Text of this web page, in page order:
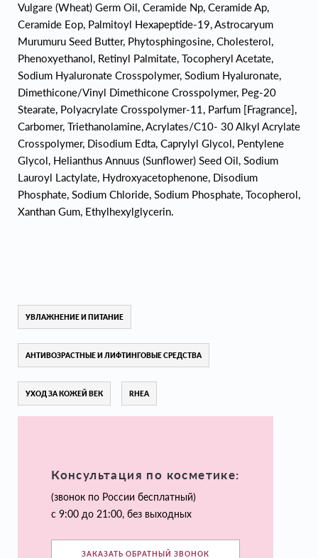
Vulgare (Wheat) Germ Oil, Ceramide Np, Ceramide Ap,
Ceramide Eop, Palmitoyl Hexapeptide-19, Astrocaryum
Murumuru Seed Butter, Phytosphingosine, Cholesterol,
Phenoxyethanol, Retinyl Palmitate, Tocopheryl Acetate,
Sodium Hyaluronate Crosspolymer, Sodium Hyaluronate,
Dimethicone/Vinyl Dimethicone Crosspolymer, Peg-20
Stearate, Polyacrylate Crosspolymer-11, Parfum [Fragrance],
Carbomer, Triethanolamine, Acrylates/C10- 30 Alkyl Acrylate
Crosspolymer, Disodium Edta, Caprylyl Glycol, Pentylene
Glycol, Helianthus Annuus (Sunflower) Seed Oil, Sodium
Lauroyl Lactylate, Hydroxyacetophenone, Disodium
Phosphate, Sodium Chloride, Sodium Phosphate, Tocopherol,
Xanthan Gum, Ethylhexylglycerin.
УВЛАЖНЕНИЕ И ПИТАНИЕ
АНТИВОЗРАСТНЫЕ И ЛИФТИНГОВЫЕ СРЕДСТВА
УХОД ЗА КОЖЕЙ ВЕК RHEA
Консультация по косметике:
(звонок по России бесплатный)
с 9:00 до 21:00, без выходных
ЗАКАЗАТЬ ОБРАТНЫЙ ЗВОНОК